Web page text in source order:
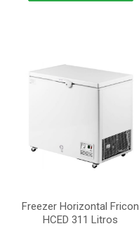
Freezer Horizontal Fricon
HCED 311 Litros